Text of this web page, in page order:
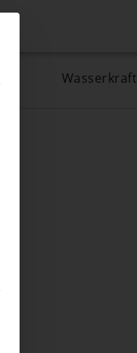
Wasserkraft